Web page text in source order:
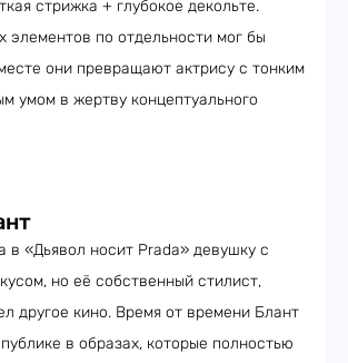
стрижка + глубокое декольте.
элементов по отдельности мог бы
они превращают актрису с тонким
умом в жертву концептуального
в «Дьявол носит Prada» девушку с
но её собственный стилист,
другое кино. Время от времени Блант
в образах, которые полностью